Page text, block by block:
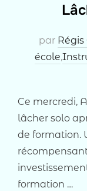
par
école,
Ce mercredi,
lâcher solo
de formation.
formation …